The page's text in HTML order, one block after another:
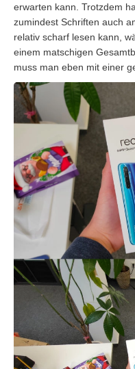
erwarten kann. Trotzdem
zumindest Schriften auch
relativ scharf lesen kann,
einem matschigen
muss man eben mit einer